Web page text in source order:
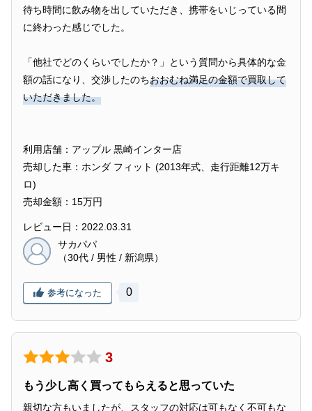
待ち時間に飲み物を出していただき、携帯をいじっている間
に終わった感じでした。
「他社でどのくらいでしたか？」という質問から具体的な金
額の話になり、交渉したのちおおむね満足の金額で買取して
いただきました。
利用店舗：アップル 黒崎インター店
売却した車：ホンダ フィット (2013年式、走行距離12万キ
ロ)
売却金額：15万円
レビュー日：2022.03.31
サカパパ
（30代 / 男性 / 新潟県）
参考になった 0
3
もう少し高く買ってもらえると思っていた
親切な方もいましたが、スタッフの対応は可もなく不可もな